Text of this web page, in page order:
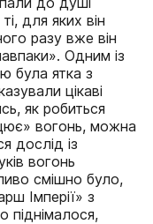
для яких він
разу вже він
Одним із
була ятка з
цікаві
як робиться
вогонь, можна
дослід із
вогонь
смішно було,
Імперії» з
піднімалося,